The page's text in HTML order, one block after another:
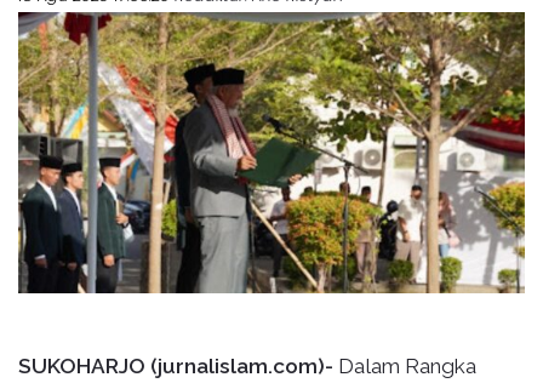
SUKOHARJO (jurnalislam.com)- Dalam Rangka